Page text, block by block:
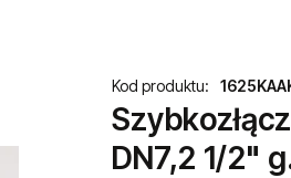
DN7,2 1/2"
Kod produktu: